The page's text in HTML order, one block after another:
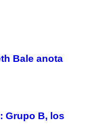
Bale anota
Grupo B, los